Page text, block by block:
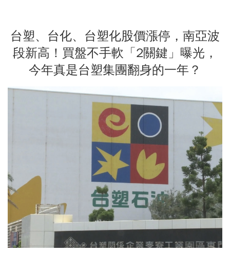
台塑、台化、台塑化股價漲停，南亞波
段新高！買盤不手軟「2關鍵」曝光，
今年真是台塑集團翻身的一年？